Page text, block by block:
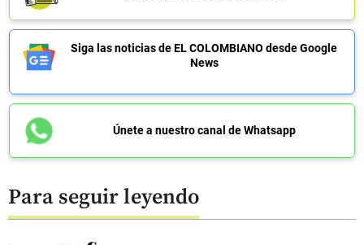
Siga las noticias de EL COLOMBIANO desde Google
News
Únete a nuestro canal de Whatsapp
Para seguir leyendo